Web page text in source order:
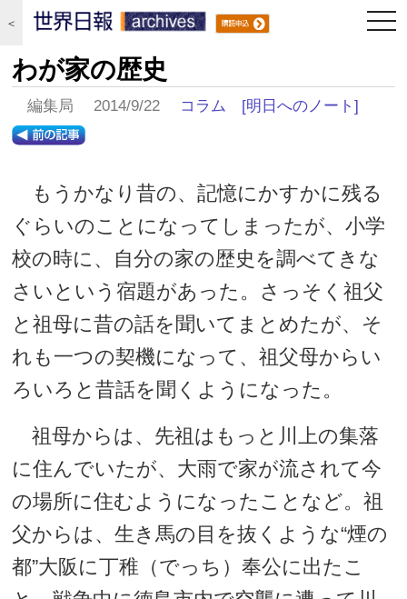
＜
わが家の歴史
編集局 2014/9/22 コラム [明日へのノート]
もうかなり昔の、記憶にかすかに残る
ぐらいのことになってしまったが、小学
校の時に、自分の家の歴史を調べてきな
さいという宿題があった。さっそく祖父
と祖母に昔の話を聞いてまとめたが、そ
れも一つの契機になって、祖父母からい
ろいろと昔話を聞くようになった。
祖母からは、先祖はもっと川上の集落
に住んでいたが、大雨で家が流されて今
の場所に住むようになったことなど。祖
父からは、生き馬の目を抜くような“煙の
都”大阪に丁稚（でっち）奉公に出たこ